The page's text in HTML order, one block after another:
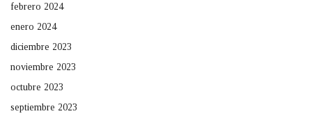
febrero 2024
enero 2024
diciembre 2023
noviembre 2023
octubre 2023
septiembre 2023